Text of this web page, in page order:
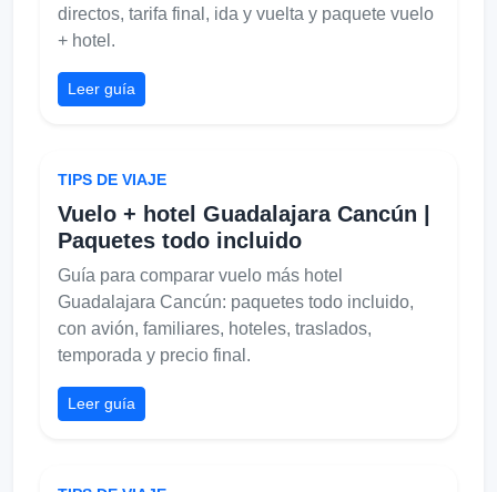
directos, tarifa final, ida y vuelta y paquete vuelo
+ hotel.
Leer guía
TIPS DE VIAJE
Vuelo + hotel Guadalajara Cancún |
Paquetes todo incluido
Guía para comparar vuelo más hotel
Guadalajara Cancún: paquetes todo incluido,
con avión, familiares, hoteles, traslados,
temporada y precio final.
Leer guía